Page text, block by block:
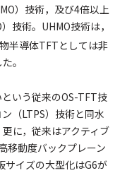
）技術，及び4倍以上
技術。UHMO技術は，
半導体TFTとしては非
。
いう従来のOS-TFT技
（LTPS）技術と同水
に，従来はアクティブ
移動度バックプレーン
サイズの大型化はG6が